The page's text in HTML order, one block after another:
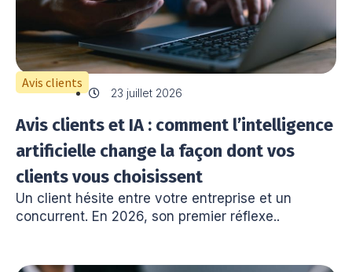
Avis clients
23 juillet 2026
Avis clients et IA : comment l’intelligence
artificielle change la façon dont vos
clients vous choisissent
Un client hésite entre votre entreprise et un
concurrent. En 2026, son premier réflexe..